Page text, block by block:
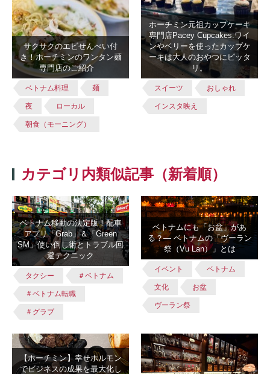
サクサクのエビせんべい付
き！ホーチミンのワンタン麺
専門店のご紹介
ベトナム料理 麺
夜 ローカル
朝食（モーニング）
ホーチミン元祖カップケーキ
専門店Pacey Cupcakes.ワイ
ンやベリーを使ったカップケ
ーキは大人のおやつにピッタ
リ。
スイーツ おしゃれ
インスタ映え
カテゴリ内類似記事（新着順）
ベトナム移動の決定版！配車
アプリ「Grab」＆「Green
SM」使い倒し術とトラブル回
避テクニック
タクシー ＃ベトナム
＃ベトナム転職
＃グラブ
ベトナムにも「お盆」があ
る？― ベトナムの「ヴーラン
祭（Vu Lan）」とは
イベント ベトナム
文化 お盆
ヴーラン祭
【ホーチミン】幸せホルモン
でビジネスの成果を最大化し